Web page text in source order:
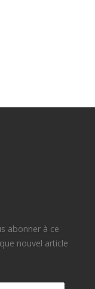
abonner à ce
nouvel article